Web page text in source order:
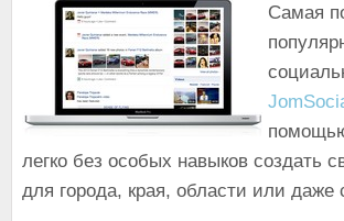
Самая
легко без особых навыков создать
для города, края, области или даже